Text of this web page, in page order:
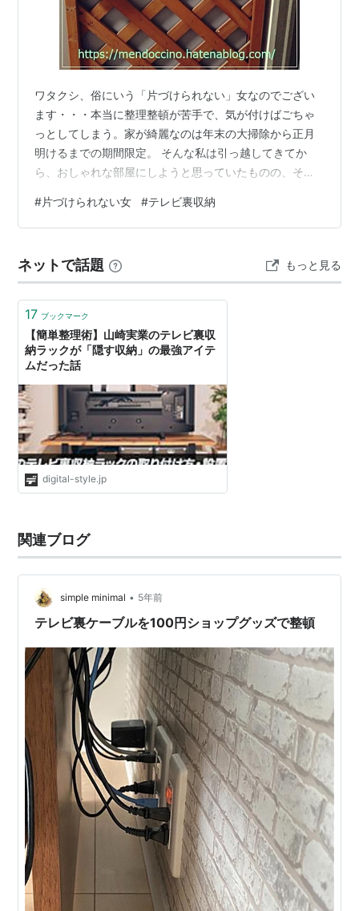
ワタクシ、俗にいう「片づけられない」女なのでござい
ます・・・本当に整理整頓が苦手で、気が付けばごちゃ
っとしてしまう。家が綺麗なのは年末の大掃除から正月
明けるまでの期間限定。 そんな私は引っ越してきてか
ら、おしゃれな部屋にしようと思っていたものの、その
ウン年・・・ それが・・・！！突然降りてきたので
す！！！ 整理整頓の神様が・・・！！！！何故か急
けで、未だかつてないほどの熱量で家の片づけに燃えて
いるわけなんですが。普通に片づけるだけだと、きっと
また元の木阿弥なのは目に見えているので、今回は本当
に…
#片づけられない女 #テレビ裏収納
ネットで話題 もっと見る
17 ブックマーク
【簡単整理術】山崎実業のテレビ裏収
納ラックが「隠す収納」の最強アイテ
ムだった話
digital-style.jp
関連ブログ
simple minimal • 5年前
テレビ裏ケーブルを100円ショップグッズで整頓